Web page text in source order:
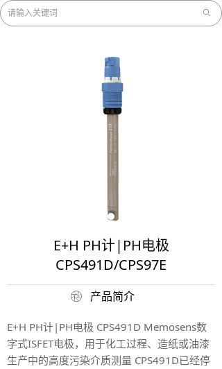
ꄙ
E+H PH计|PH电极
CPS491D/CPS97E
产品简介
E+H PH计|PH电极 CPS491D Memosens数
字式ISFET电极，用于化工过程、造纸或油漆
生产中的高度污染介质测量 CPS491D已经停
ꁵ